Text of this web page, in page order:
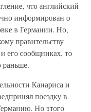
что английский
информирован о
в Германии. Но,
правительству
его сообщниках, то
раньше.
Канариса и
поездку в
Но этого